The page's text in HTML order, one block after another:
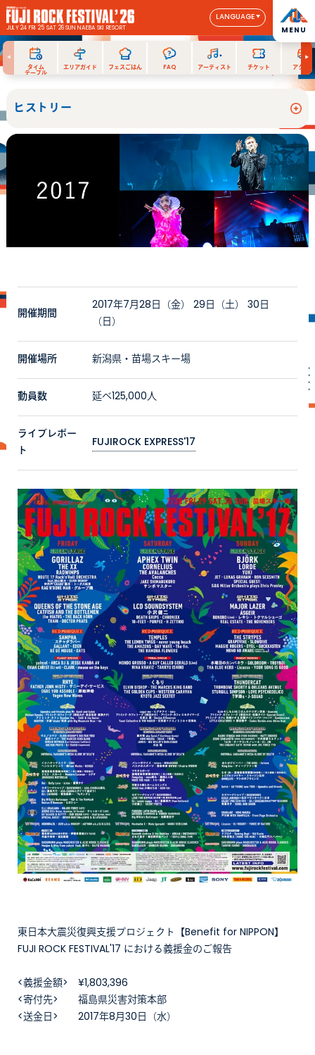
JULY 24 FRI 25 SAT 26 SUNNAEBA SKI RESORT
LANGUAGE
MENU
タイム
テーブル
エリアガイド フェスごはん FAQ アーティスト チケット アクセス
ヒストリー
開催期間
2017年7月28日（金） 29日（土） 30日
（日）
開催場所 新潟県・苗場スキー場
動員数 延べ125,000人
ライブレポー
ト
FUJIROCK EXPRESS'17
東日本大震災復興支援プロジェクト【Benefit for NIPPON】
FUJI ROCK FESTIVAL'17 における義援金のご報告
<義援金額> ¥1,803,396
<寄付先> 福島県災害対策本部
<送金日> 2017年8月30日（水）